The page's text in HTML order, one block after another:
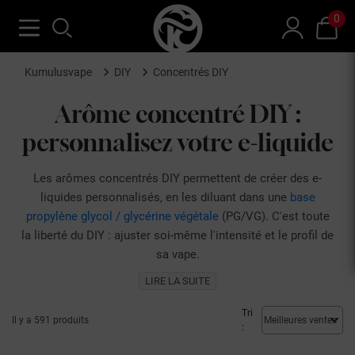
0
Kumulusvape DIY Concentrés DIY
Arôme concentré DIY :
personnalisez votre e-liquide
Les arômes concentrés DIY permettent de créer des e-
liquides personnalisés, en les diluant dans une base
propylène glycol / glycérine végétale(PG/VG). C'est toute
la liberté du DIY : ajuster soi-même l'intensité et le profil de
sa vape.
Vape en passant par Le French Liquide, couvrant
l'ensemble des familles aromatiques.
LIRE LA SUITE
Il y a 591 produits
Tri
: